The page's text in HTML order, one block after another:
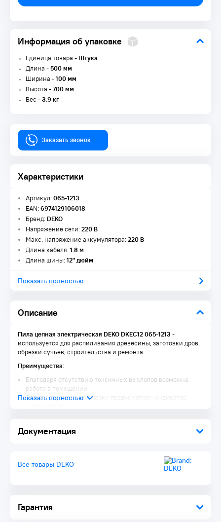
Информация об упаковке
Единица товара -Штука
Длина -500 мм
Ширина -100 мм
Высота -700 мм
Вес -3.9 кг
Заказать звонок
Характеристики
Описание
Документация
Гарантия
Артикул:065-1213
EAN:6974129106018
Бренд:DEKO
Напряжение сети:220 В
Макс. напряжение аккумулятора:220 В
Длина кабеля:1.8 м
Длина шины:12" дюйм
Показать полностью
Пила цепная электрическая DEKO DKEC12 065-1213 -
используется для распиливания древесины, заготовки дров,
обрезки сучьев, строительства и ремонта.
Преимущества:
Благодаря отсутствию токсичных выхлопов возможна
работа в помещении
Для своевременной смазки предусмотрен индикатор
Пила 1 шт.
Шестигранный ключ 1 шт.
Тормоз цепи (защитный щиток) 1 шт.
вносить изменения в комплектацию, дизайн и
Все товары DEKO